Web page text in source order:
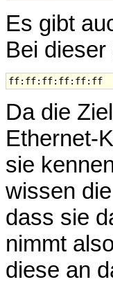
Es gibt
Bei
Da die
Ethernet-
sie
wissen
dass sie
nimmt
diese an